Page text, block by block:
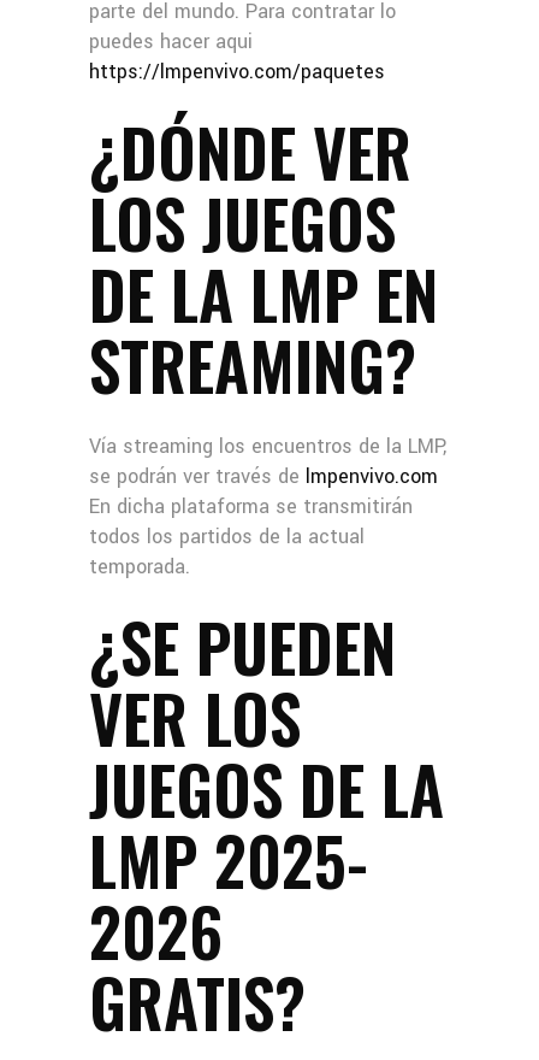
parte del mundo. Para contratar lo
puedes hacer aqui
https://lmpenvivo.com/paquetes
¿DÓNDE VER
LOS JUEGOS
DE LA LMP EN
STREAMING?
Vía streaming los encuentros de la LMP,
se podrán ver través de lmpenvivo.com
En dicha plataforma se transmitirán
todos los partidos de la actual
temporada.
¿SE PUEDEN
VER LOS
JUEGOS DE LA
LMP 2025-
2026
GRATIS?